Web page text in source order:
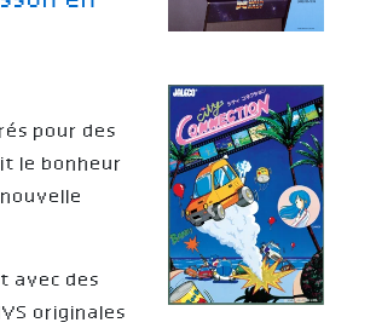
pour des
le bonheur
avec des
originales